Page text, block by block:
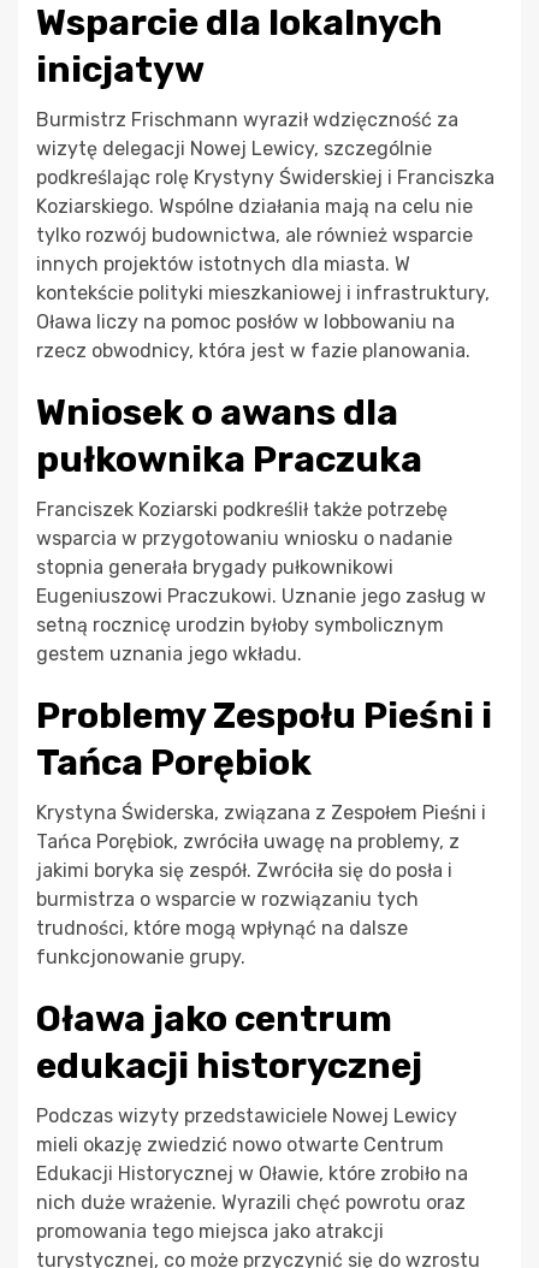
Wsparcie dla lokalnych
inicjatyw
Burmistrz Frischmann wyraził wdzięczność za
wizytę delegacji Nowej Lewicy, szczególnie
podkreślając rolę Krystyny Świderskiej i Franciszka
Koziarskiego. Wspólne działania mają na celu nie
tylko rozwój budownictwa, ale również wsparcie
innych projektów istotnych dla miasta. W
kontekście polityki mieszkaniowej i infrastruktury,
Oława liczy na pomoc posłów w lobbowaniu na
rzecz obwodnicy, która jest w fazie planowania.
Wniosek o awans dla
pułkownika Praczuka
Franciszek Koziarski podkreślił także potrzebę
wsparcia w przygotowaniu wniosku o nadanie
stopnia generała brygady pułkownikowi
Eugeniuszowi Praczukowi. Uznanie jego zasług w
setną rocznicę urodzin byłoby symbolicznym
gestem uznania jego wkładu.
Problemy Zespołu Pieśni i
Tańca Porębiok
Krystyna Świderska, związana z Zespołem Pieśni i
Tańca Porębiok, zwróciła uwagę na problemy, z
jakimi boryka się zespół. Zwróciła się do posła i
burmistrza o wsparcie w rozwiązaniu tych
trudności, które mogą wpłynąć na dalsze
funkcjonowanie grupy.
Oława jako centrum
edukacji historycznej
Podczas wizyty przedstawiciele Nowej Lewicy
mieli okazję zwiedzić nowo otwarte Centrum
Edukacji Historycznej w Oławie, które zrobiło na
nich duże wrażenie. Wyrazili chęć powrotu oraz
promowania tego miejsca jako atrakcji
turystycznej, co może przyczynić się do wzrostu